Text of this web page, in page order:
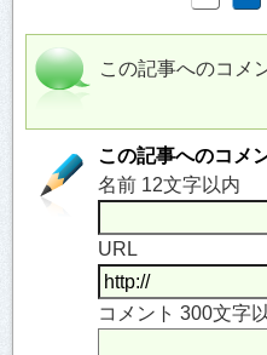
この記事へのコメ
この記事へのコメ
名前 12文字以内
URL
コメント 300文字